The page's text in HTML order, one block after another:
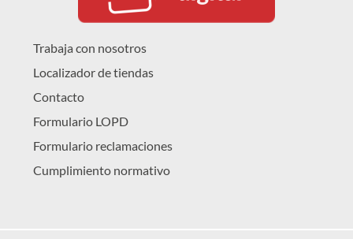
Trabaja con nosotros
Localizador de tiendas
Contacto
Formulario LOPD
Formulario reclamaciones
Cumplimiento normativo